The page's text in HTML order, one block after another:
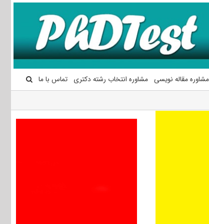
مشاوره مقاله نویسی مشاوره انتخاب رشته دکتری تماس با ما